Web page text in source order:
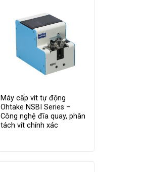
Máy cấp vít tự động
Ohtake NSBI Series –
Công nghệ đĩa quay, phân
tách vít chính xác